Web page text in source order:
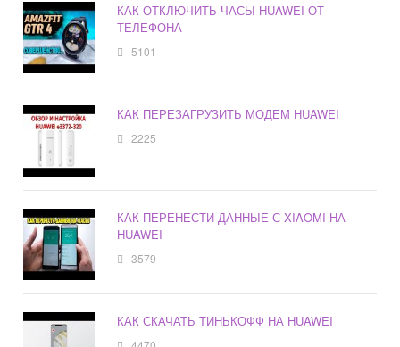
КАК ОТКЛЮЧИТЬ ЧАСЫ HUAWEI ОТ
ТЕЛЕФОНА
5101
КАК ПЕРЕЗАГРУЗИТЬ МОДЕМ HUAWEI
2225
КАК ПЕРЕНЕСТИ ДАННЫЕ С XIAOMI НА
HUAWEI
3579
КАК СКАЧАТЬ ТИНЬКОФФ НА HUAWEI